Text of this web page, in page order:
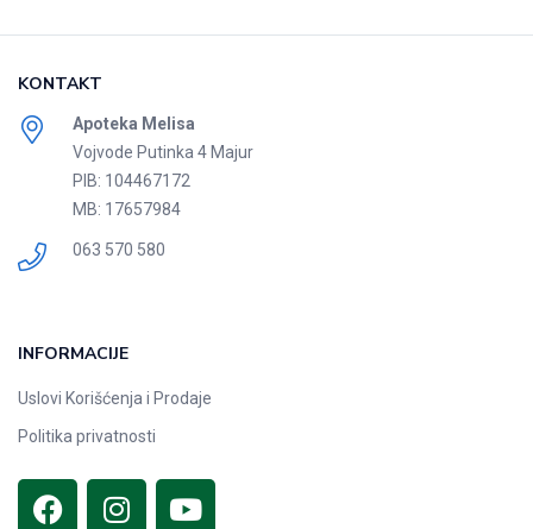
KONTAKT
Apoteka Melisa
Vojvode Putinka 4 Majur
PIB: 104467172
MB: 17657984
063 570 580
INFORMACIJE
Uslovi Korišćenja i Prodaje
Politika privatnosti